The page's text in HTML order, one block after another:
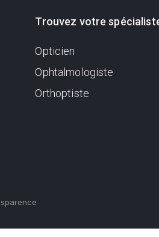
Trouvez votre
Opticien
Ophtalmologiste
Orthoptiste